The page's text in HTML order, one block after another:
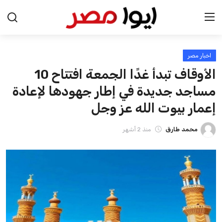
الرئيسية
اخبار مصر
عرب وعالم
اقتصاد
اخبار الرياضة
منوعات
فن وثقافة
اخبار مصر
الأوقاف تبدأ غدًا الجمعة افتتاح 10
مساجد جديدة في إطار جهودها لإعادة
إعمار بيوت الله عز وجل
محمد طارق منذ 2 أشهر